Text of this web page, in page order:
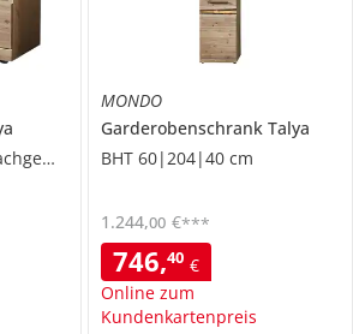
BHT 90|51|40 cm, Flachgewebe
MONDO
Garderobenschrank Talya
BHT 60|204|40 cm
746,40 €
Online zum
Kundenkartenpreis
1.244,00 €***